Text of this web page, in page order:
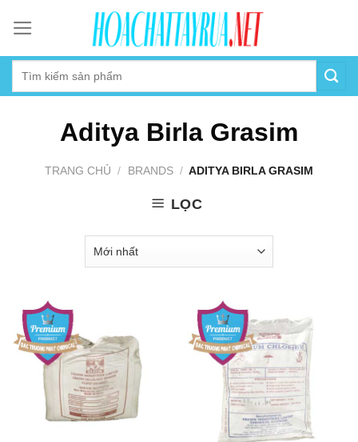
content
Aditya Birla Grasim
TRANG CHỦ / BRANDS / ADITYA BIRLA GRASIM
LỌC